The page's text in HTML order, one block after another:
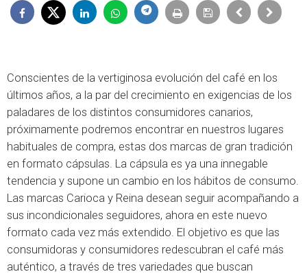
Conscientes de la vertiginosa evolución del café en los
últimos años, a la par del crecimiento en exigencias de los
paladares de los distintos consumidores canarios,
próximamente podremos encontrar en nuestros lugares
habituales de compra, estas dos marcas de gran tradición
en formato cápsulas. La cápsula es ya una innegable
tendencia y supone un cambio en los hábitos de consumo.
Las marcas Carioca y Reina desean seguir acompañando a
sus incondicionales seguidores, ahora en este nuevo
formato cada vez más extendido. El objetivo es que las
consumidoras y consumidores redescubran el café más
auténtico, a través de tres variedades que buscan